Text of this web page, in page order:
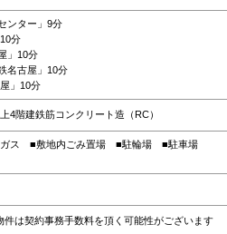
ンター」9分
分
」10分
名古屋」10分
」10分
4階建鉄筋コンクリート造（RC）
ガス ■敷地内ごみ置場 ■駐輪場 ■駐車場
は契約事務手数料を頂く可能性がございます